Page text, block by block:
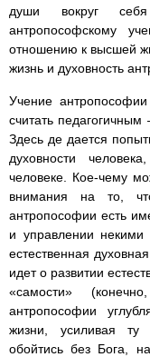
души вокруг
антропософскому
отношению к высшей
жизнь и духовность
Учение
считать
Здесь де дается
духовности
человеке. Кое-чему
внимания на то,
антропософии есть
и управлении некими
естественная
идет о развитии
«самости»
антропософии
жизни, усиливая ту
обойтись без Бога,